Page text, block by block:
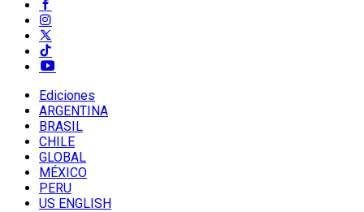
Ediciones
ARGENTINA
BRASIL
CHILE
GLOBAL
MÉXICO
PERU
US ENGLISH